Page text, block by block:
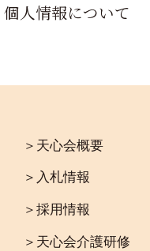
個人情報について
＞天心会概要
＞入札情報
＞採用情報
＞天心会介護研修